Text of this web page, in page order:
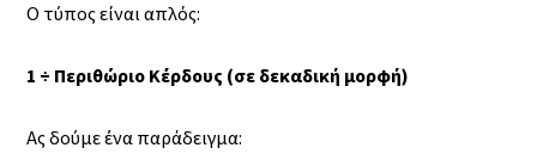
Ο τύπος είναι απλός:
1 ÷ Περιθώριο Κέρδους (σε δεκαδική μορφή)
Ας δούμε ένα παράδειγμα: